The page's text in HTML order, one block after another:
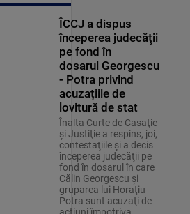
ÎCCJ a dispus
începerea judecăţii
pe fond în
dosarul Georgescu
- Potra privind
acuzațiile de
lovitură de stat
Înalta Curte de Casaţie
şi Justiţie a respins, joi,
contestaţiile şi a decis
începerea judecăţii pe
fond în dosarul în care
Călin Georgescu şi
gruparea lui Horaţiu
Potra sunt acuzaţi de